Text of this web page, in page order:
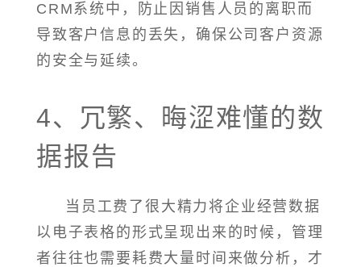
CRM系统中，防止因销售人员的离职而
导致客户信息的丢失，确保公司客户资源
的安全与延续。
4、冗繁、晦涩难懂的数
据报告
当员工费了很大精力将企业经营数据
以电子表格的形式呈现出来的时候，管理
者往往也需要耗费大量时间来做分析，才